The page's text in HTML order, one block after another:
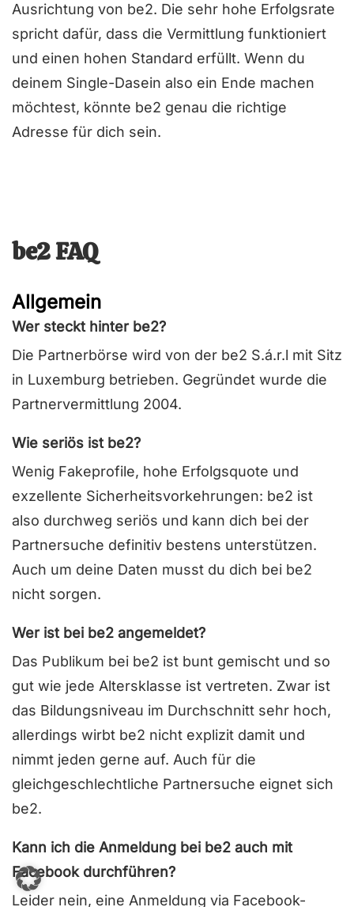
Ausrichtung von be2. Die sehr hohe Erfolgsrate
spricht dafür, dass die Vermittlung funktioniert
und einen hohen Standard erfüllt. Wenn du
deinem Single-Dasein also ein Ende machen
möchtest, könnte be2 genau die richtige
Adresse für dich sein.
be2 FAQ
Allgemein
Wer steckt hinter be2?
Die Partnerbörse wird von der be2 S.á.r.l mit Sitz
in Luxemburg betrieben. Gegründet wurde die
Partnervermittlung 2004.
Wie seriös ist be2?
Wenig Fakeprofile, hohe Erfolgsquote und
exzellente Sicherheitsvorkehrungen: be2 ist
also durchweg seriös und kann dich bei der
Partnersuche definitiv bestens unterstützen.
Auch um deine Daten musst du dich bei be2
nicht sorgen.
Wer ist bei be2 angemeldet?
Das Publikum bei be2 ist bunt gemischt und so
gut wie jede Altersklasse ist vertreten. Zwar ist
das Bildungsniveau im Durchschnitt sehr hoch,
allerdings wirbt be2 nicht explizit damit und
nimmt jeden gerne auf. Auch für die
gleichgeschlechtliche Partnersuche eignet sich
be2.
Kann ich die Anmeldung bei be2 auch mit
Facebook durchführen?
Leider nein, eine Anmeldung via Facebook-